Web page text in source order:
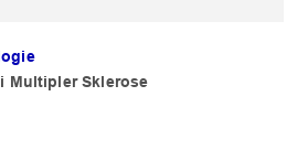
Multipler Sklerose